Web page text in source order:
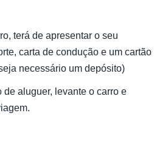
terá de apresentar o seu
carta de condução e um cartão
necessário um depósito)
de aluguer, levante o carro e